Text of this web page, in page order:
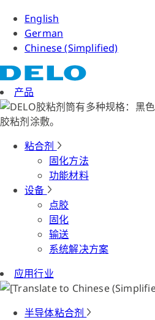
English
German
Chinese (Simplified)
产品
粘合剂
固化方法
功能材料
设备
点胶
固化
输送
系统解决方案
应用行业
半导体粘合剂